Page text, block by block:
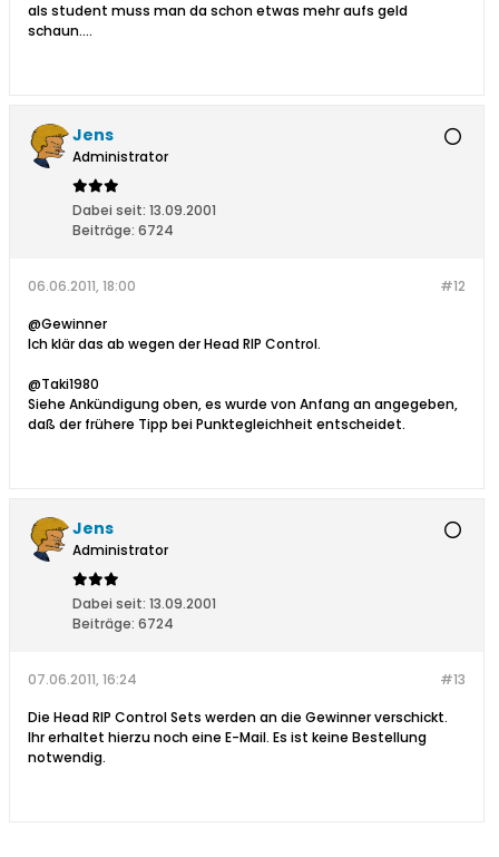
als student muss man da schon etwas mehr aufs geld
schaun....
Jens
Administrator
Dabei seit: 13.09.2001
Beiträge: 6724
#12
06.06.2011, 18:00
@Gewinner
Ich klär das ab wegen der Head RIP Control.
@Taki1980
Siehe Ankündigung oben, es wurde von Anfang an angegeben,
daß der frühere Tipp bei Punktegleichheit entscheidet.
Jens
Administrator
Dabei seit: 13.09.2001
Beiträge: 6724
#13
07.06.2011, 16:24
Die Head RIP Control Sets werden an die Gewinner verschickt.
Ihr erhaltet hierzu noch eine E-Mail. Es ist keine Bestellung
notwendig.